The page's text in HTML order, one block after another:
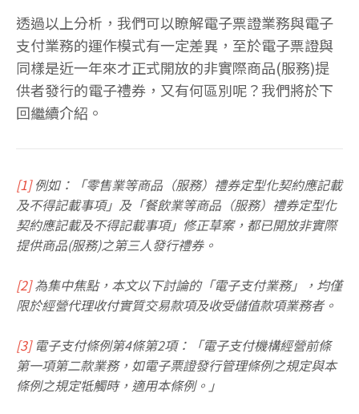
透過以上分析，我們可以瞭解電子票證業務與電子
支付業務的運作模式有一定差異，至於電子票證與
同樣是近一年來才正式開放的非實際商品(服務)提
供者發行的電子禮券，又有何區別呢？我們將於下
回繼續介紹。
[1]例如：「零售業等商品（服務）禮券定型化契約應記載
及不得記載事項」及「餐飲業等商品（服務）禮券定型化
契約應記載及不得記載事項」修正草案，都已開放非實際
提供商品(服務)之第三人發行禮券。
[2]為集中焦點，本文以下討論的「電子支付業務」，均僅
限於經營代理收付實質交易款項及收受儲值款項業務者。
[3]電子支付條例第4條第2項：「電子支付機構經營前條
第一項第二款業務，如電子票證發行管理條例之規定與本
條例之規定牴觸時，適用本條例。」